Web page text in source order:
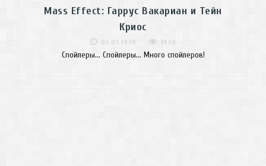
Mass Effect: Гаррус Вакариан и Тейн
Криос
01.01.1970 7430
Спойлеры... Спойлеры... Много спойлеров!